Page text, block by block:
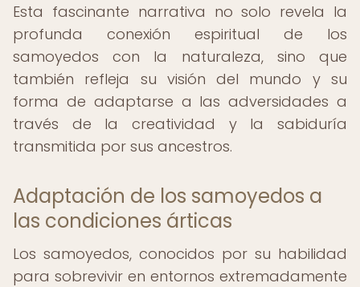
Esta fascinante narrativa no solo revela la
profunda conexión espiritual de los
samoyedos con la naturaleza, sino que
también refleja su visión del mundo y su
forma de adaptarse a las adversidades a
través de la creatividad y la sabiduría
transmitida por sus ancestros.
Adaptación de los samoyedos a
las condiciones árticas
Los samoyedos, conocidos por su habilidad
para sobrevivir en entornos extremadamente